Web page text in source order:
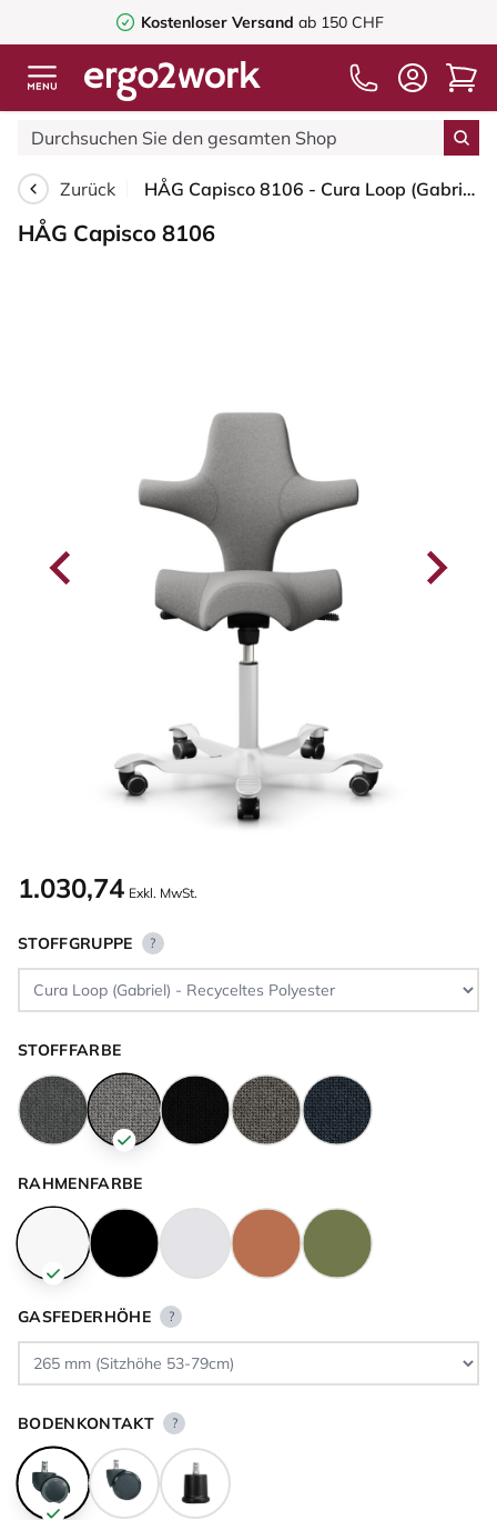
Kostenloser Versand ab 150 CHF
Zurück HÅG Capisco 8106 - Cura Loop (Gabriel) - Recyceltes Polyester - CLP60110 Light grey - Weiß - 265 mm (Sitzhöhe 53-79cm) - Weiche Rollen für harte Böden
HÅG Capisco 8106
1.030,74 Exkl. MwSt.
STOFFGRUPPE ?
STOFFFARBE
RAHMENFARBE
GASFEDERHÖHE ?
BODENKONTAKT ?